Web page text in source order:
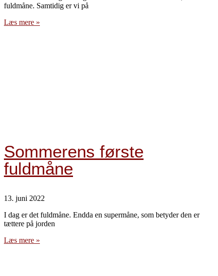
fuldmåne. Samtidig er vi på
Læs mere »
Sommerens første
fuldmåne
13. juni 2022
I dag er det fuldmåne. Endda en supermåne, som betyder den er
tættere på jorden
Læs mere »